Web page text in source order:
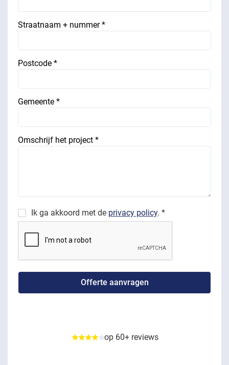
Straatnaam + nummer *
Postcode *
Gemeente *
Omschrijf het project *
Ik ga akkoord met de privacy policy. *
op 60+ reviews